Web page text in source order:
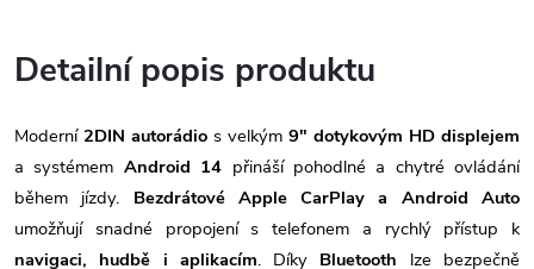
Detailní popis produktu
Moderní 2DIN autorádio s velkým 9" dotykovým HD displejem
a systémem Android 14 přináší pohodlné a chytré ovládání
během jízdy. Bezdrátové Apple CarPlay a Android Auto
umožňují snadné propojení s telefonem a rychlý přístup k
navigaci, hudbě i aplikacím. Díky Bluetooth lze bezpečně